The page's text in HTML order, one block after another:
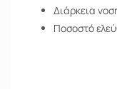
Διάρκεια
Ποσοστό